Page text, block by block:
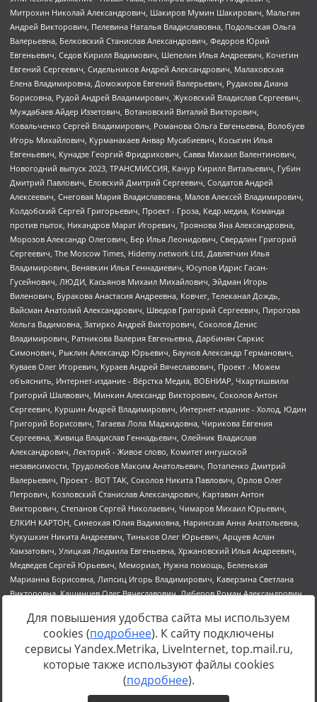
Источник:https://minjust.gov.ru/uploaded/files/reestr-
inostrannyih-agentov-22-03-2024.pdfданные на22.03.2024
Для повышения удобства сайта мы используем
cookies (подробнее). К сайту подключены
сервисы Yandex.Metrika, LiveInternet, top.mail.ru,
которые также используют файлы cookies
(подробнее).